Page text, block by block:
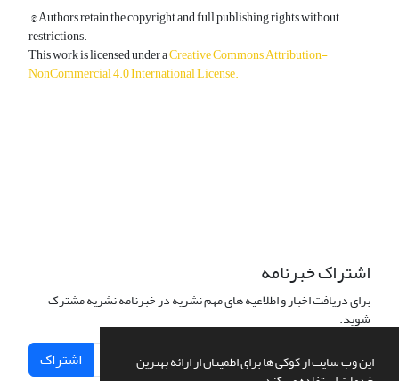
این وب سایت از کوکی ها برای اطمینان از ارائه بهترین
© Authors retain the copyright and full publishing rights without
restrictions.
This work is licensed under aCreative Commons Attribution-
NonCommercial 4.0 International License.
اشتراک خبرنامه
برای دریافت اخبار و اطلاعیه های مهم نشریه در خبرنامه نشریه مشترک
شوید.
اشتراک